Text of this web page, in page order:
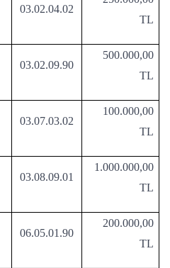
03.02.04.02
TL
03.02.09.90
500.000,00
TL
03.07.03.02
100.000,00
TL
03.08.09.01
1.000.000,00
TL
06.05.01.90
200.000,00
TL